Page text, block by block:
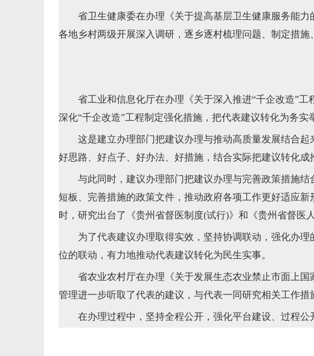
省卫生健康委在办理《关于提高基层卫生健康服务能力
各地乡村两级开展深入调研，逐乡逐村梳理问题、制定措
省工业和信息化厅在办理《关于深入推进“千企改造”工
深化“千企改造”工程制定强化措施，把代表建议转化为务实
这是建立办理部门把建议办理与推动高质量发展结合起
好思路、好点子、好办法、好措施，结合实际把建议转化
与此同时，建议办理部门把建议办理与完善政策措施结
短板、完善措施的政策文件，推动政府各项工作更好适应
时，研究出台了《贵州省督医制度(试行)》和《贵州省督医
为了代表建议办理取得实效，坚持协调联动，强化办理
位的联动，有力地推动代表建议转化为民生实事。
省农业农村厅在办理《关于发展生态农业禁止市面上国
管理进一步听取了代表的建议，与代表一同研究相关工作措
在办理过程中，坚持全程公开，强化平台建设、过程公